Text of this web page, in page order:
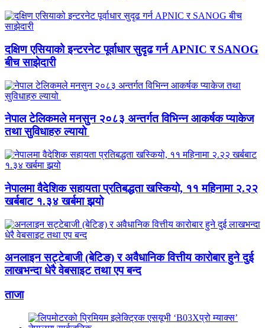
दक्षिण एसियाको इन्टरनेट पूर्वाधार सुदृढ गर्न APNIC र SANOG
बीच साझेदारी
नेपाल टेलिकमले मनसुन २०८३ अन्तर्गत विभिन्न आकर्षक प्याकेज
तथा सुविधाहरु ल्यायो
नेपालमा वैदेशिक सहायता प्रतिबद्धता खस्कियो, ११ महिनामा २.२२
खर्बबाट १.३४ खर्बमा झर्‍यो
अनलाइन सट्टेबाजी (बेटिङ) र अवैधानिक वित्तीय कारोबार हुने दुई
लाखभन्दा धेरै वेबसाइट तथा एप बन्द
ताजा